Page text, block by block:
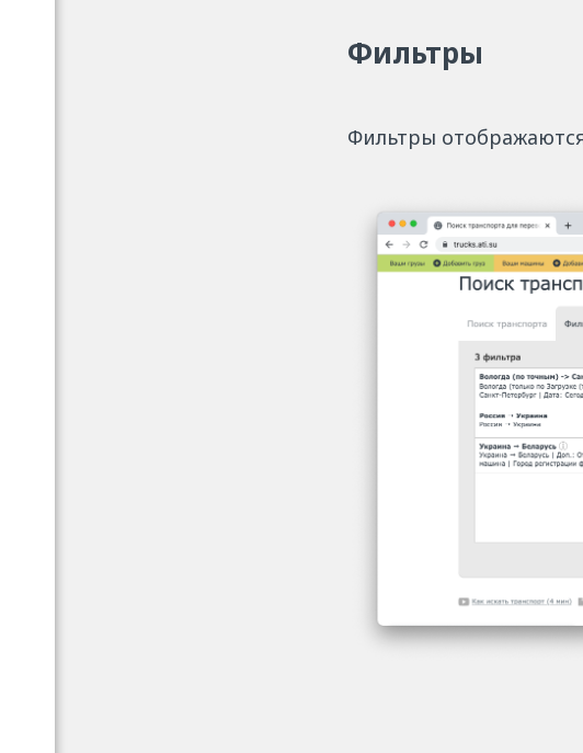
Фильтры
Фильтры